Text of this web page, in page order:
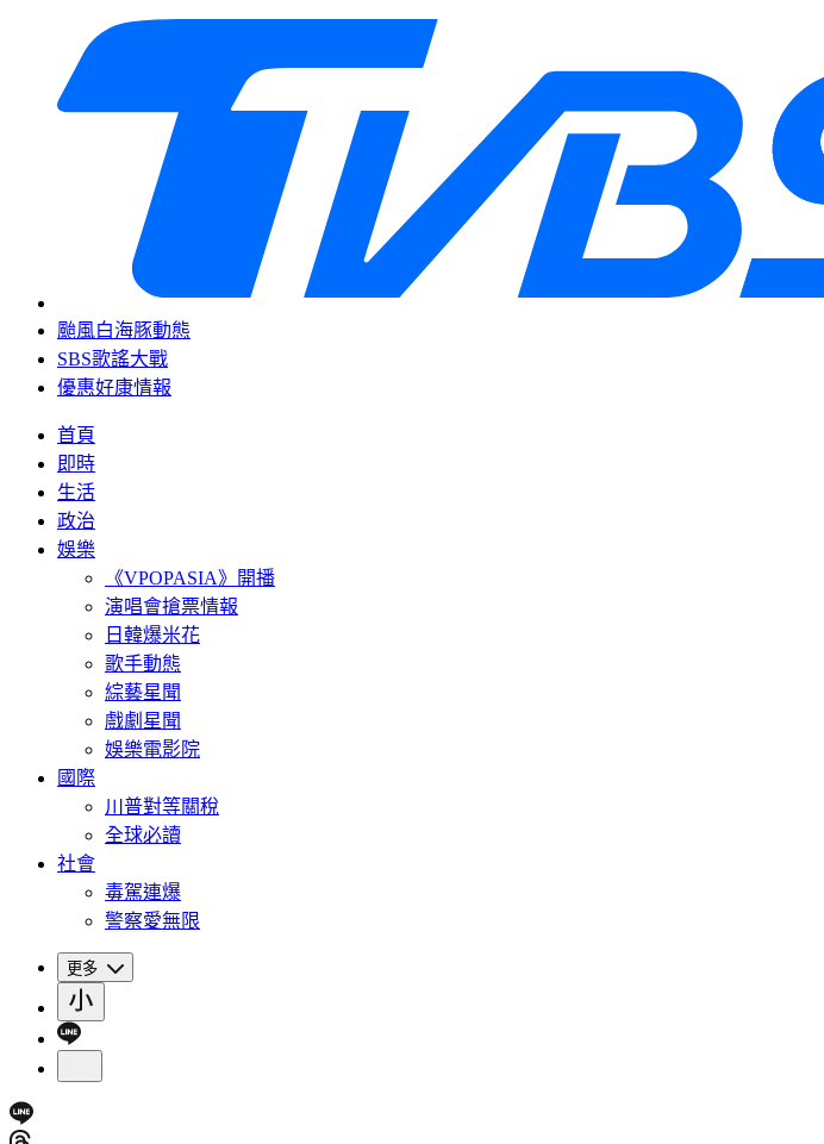
颱風白海豚動態
SBS歌謠大戰
優惠好康情報
首頁
即時
生活
政治
娛樂
《VPOPASIA》開播
演唱會搶票情報
日韓爆米花
歌手動態
綜藝星聞
戲劇星聞
娛樂電影院
國際
川普對等關稅
全球必讀
社會
毒駕連爆
警察愛無限
更多